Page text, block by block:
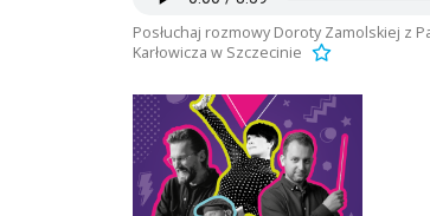
Posłuchaj rozmowy Doroty Zamolskiej z
Karłowicza w Szczecinie